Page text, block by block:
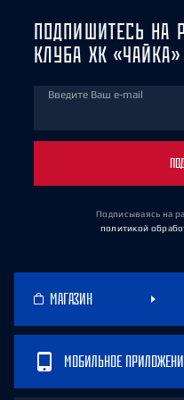
ПОДПИШИТЕСЬ НА
КЛУБА ХК «ЧАЙКА»
Введите Ваш e-mail
Подписываясь на
политикой
МАГАЗИН
МОБИЛЬНОЕ